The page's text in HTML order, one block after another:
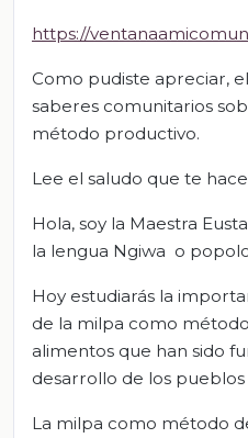
https://
Como pudiste apreciar,
saberes comunitarios
método productivo.
Lee el saludo que te
Hola, soy la Maestra
la lengua Ngiwa o
Hoy estudiarás la
de la milpa como
alimentos que han sido
desarrollo de los
La milpa como método